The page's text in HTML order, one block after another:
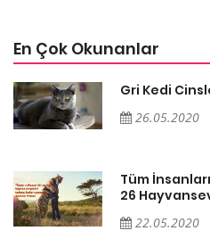
En Çok Okunanlar
Gri Kedi
26.05.2020
Tüm
26
22.05.2020